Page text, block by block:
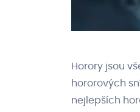
Horory jsou
hororových
nejlepších